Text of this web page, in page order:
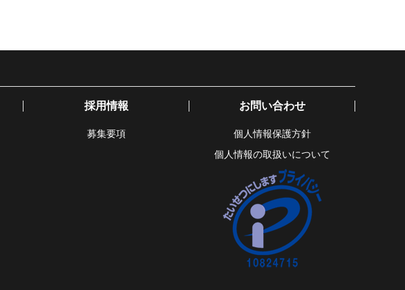
採用情報
募集要項
お問い合わせ
個人情報保護方針
個人情報の取扱いについて